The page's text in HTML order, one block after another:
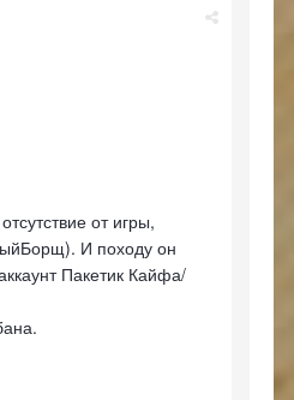
от игры,
И походу он
Пакетик Кайфа/